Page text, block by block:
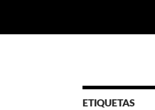
ETIQUETAS